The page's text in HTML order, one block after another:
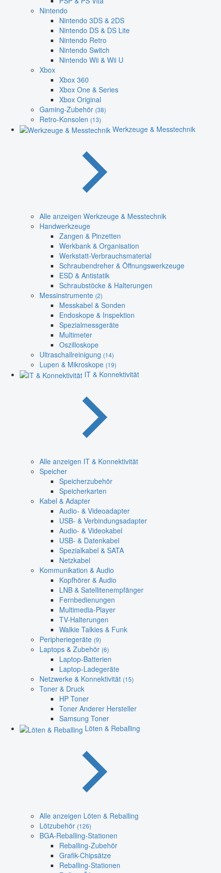
Nintendo
Nintendo 3DS & 2DS
Nintendo DS & DS Lite
Nintendo Retro
Nintendo Switch
Nintendo Wii & Wii U
Xbox
Xbox 360
Xbox One & Series
Xbox Original
Gaming-Zubehör (38)
Retro-Konsolen (13)
Werkzeuge & Messtechnik
Alle anzeigen Werkzeuge & Messtechnik
Handwerkzeuge
Zangen & Pinzetten
Werkbank & Organisation
Werkstatt-Verbrauchsmaterial
Schraubendreher & Öffnungswerkzeuge
ESD & Antistatik
Schraubstöcke & Halterungen
Messinstrumente (2)
Messkabel & Sonden
Endoskope & Inspektion
Spezialmessgeräte
Multimeter
Oszilloskope
Ultraschallreinigung (14)
Lupen & Mikroskope (19)
IT & Konnektivität
Alle anzeigen IT & Konnektivität
Speicher
Speicherzubehör
Speicherkarten
Kabel & Adapter
Audio- & Videoadapter
USB- & Verbindungsadapter
Audio- & Videokabel
USB- & Datenkabel
Spezialkabel & SATA
Netzkabel
Kommunikation & Audio
Kopfhörer & Audio
LNB & Satellitenempfänger
Fernbedienungen
Multimedia-Player
TV-Halterungen
Walkie Talkies & Funk
Peripheriegeräte (9)
Laptops & Zubehör (6)
Laptop-Batterien
Laptop-Ladegeräte
Netzwerke & Konnektivität (15)
Toner & Druck
HP Toner
Toner Anderer Hersteller
Samsung Toner
Löten & Reballing
Alle anzeigen Löten & Reballing
Lötzubehör (126)
BGA-Reballing-Stationen
Reballing-Zubehör
Grafik-Chipsätze
Reballing-Stationen